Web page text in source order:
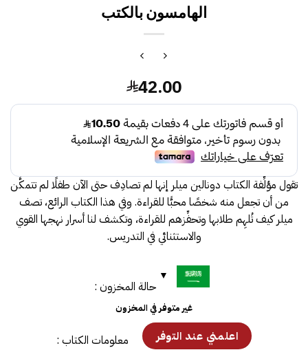
الهامسون بالكتب
42.00
تقول مؤلِّفة الكتاب دونالين ميلر إنها لم تصادِف حتى الآن طفلًا لم تتمكَّن
من أن تجعل منه شخصًا محبًّا للقراءة. وفي هذا الكتاب الرائع، تصف
ميلر كيف تُلهِم طلابها وتحفِّزهم للقراءة، وتكشف لنا أسرار نهجها القوي
والاستثنائي في التدريس.
حالة المخزون :
غير متوفر في المخزون
معلومات الكتاب :